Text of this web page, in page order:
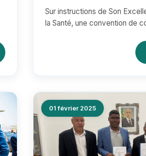
l'Organisme Algérien
Sur instructions de Son
la Santé, une convention de
01 février 2025